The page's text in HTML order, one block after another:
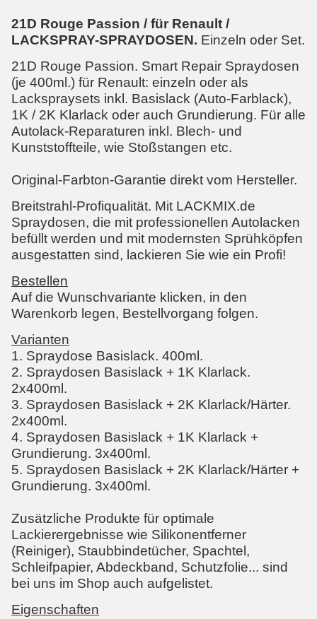
21D Rouge Passion / für Renault /
LACKSPRAY-SPRAYDOSEN. Einzeln oder Set.
21D Rouge Passion. Smart Repair Spraydosen
(je 400ml.) für Renault: einzeln oder als
Lackspraysets inkl. Basislack (Auto-Farblack),
1K / 2K Klarlack oder auch Grundierung. Für alle
Autolack-Reparaturen inkl. Blech- und
Kunststoffteile, wie Stoßstangen etc.
Original-Farbton-Garantie direkt vom Hersteller.
Breitstrahl-Profiqualität. Mit LACKMIX.de
Spraydosen, die mit professionellen Autolacken
befüllt werden und mit modernsten Sprühköpfen
ausgestatten sind, lackieren Sie wie ein Profi!
Bestellen
Auf die Wunschvariante klicken, in den
Warenkorb legen, Bestellvorgang folgen.
Varianten
1. Spraydose Basislack. 400ml.
2. Spraydosen Basislack + 1K Klarlack.
2x400ml.
3. Spraydosen Basislack + 2K Klarlack/Härter.
2x400ml.
4. Spraydosen Basislack + 1K Klarlack +
Grundierung. 3x400ml.
5. Spraydosen Basislack + 2K Klarlack/Härter +
Grundierung. 3x400ml.
Zusätzliche Produkte für optimale
Lackierergebnisse wie Silikonentferner
(Reiniger), Staubbindetücher, Spachtel,
Schleifpapier, Abdeckband, Schutzfolie... sind
bei uns im Shop auch aufgelistet.
Eigenschaften